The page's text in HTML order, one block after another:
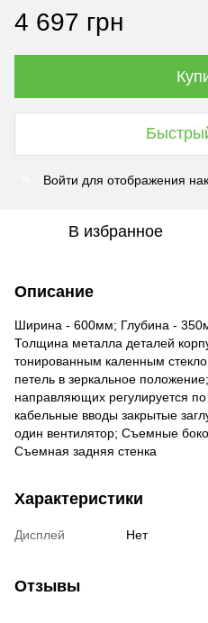
4 697 грн
Войти для отображения
В избранное
Описание
Ширина - 600мм; Глубина -
Толщина металла деталей
тонированным каленным
петель в зеркальное
направляющих регулируется
кабельные вводы закрытые
один вентилятор; Съемные
Съемная задняя стенка
Характеристики
Дисплей Нет
Отзывы